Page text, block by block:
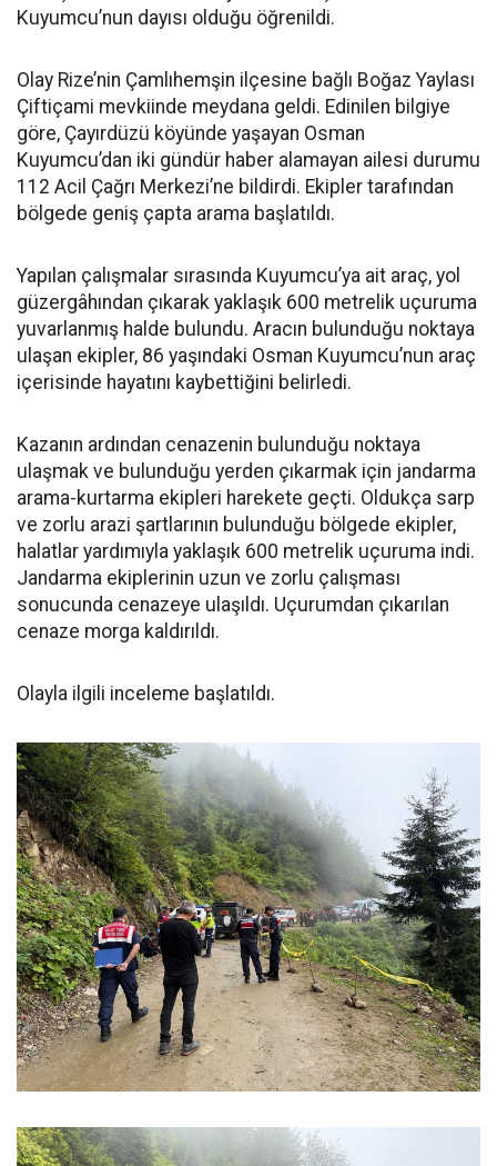
Kuyumcu’nun dayısı olduğu öğrenildi.
Olay Rize’nin Çamlıhemşin ilçesine bağlı Boğaz Yaylası
Çiftiçami mevkiinde meydana geldi. Edinilen bilgiye
göre, Çayırdüzü köyünde yaşayan Osman
Kuyumcu’dan iki gündür haber alamayan ailesi durumu
112 Acil Çağrı Merkezi’ne bildirdi. Ekipler tarafından
bölgede geniş çapta arama başlatıldı.
Yapılan çalışmalar sırasında Kuyumcu’ya ait araç, yol
güzergâhından çıkarak yaklaşık 600 metrelik uçuruma
yuvarlanmış halde bulundu. Aracın bulunduğu noktaya
ulaşan ekipler, 86 yaşındaki Osman Kuyumcu’nun araç
içerisinde hayatını kaybettiğini belirledi.
Kazanın ardından cenazenin bulunduğu noktaya
ulaşmak ve bulunduğu yerden çıkarmak için jandarma
arama-kurtarma ekipleri harekete geçti. Oldukça sarp
ve zorlu arazi şartlarının bulunduğu bölgede ekipler,
halatlar yardımıyla yaklaşık 600 metrelik uçuruma indi.
Jandarma ekiplerinin uzun ve zorlu çalışması
sonucunda cenazeye ulaşıldı. Uçurumdan çıkarılan
cenaze morga kaldırıldı.
Olayla ilgili inceleme başlatıldı.